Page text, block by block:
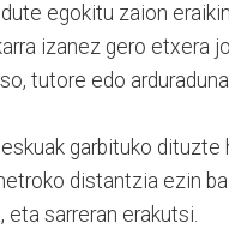
egokitu zaion
izanez gero etxera
tutore edo
garbituko dituzte
distantzia ezin
eta sarreran erakutsi.